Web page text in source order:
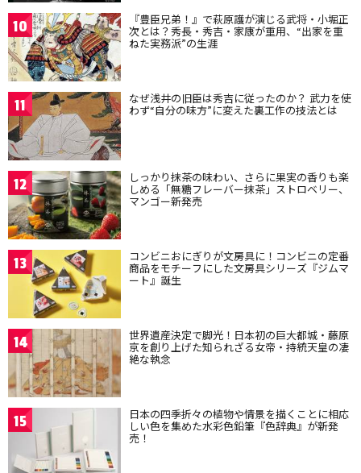
10 『豊臣兄弟！』で萩原護が演じる武将・小堀正
次とは？秀長・秀吉・家康が重用、“出家を重
ねた実務派”の生涯
11 なぜ浅井の旧臣は秀吉に従ったのか？ 武力を使
わず“自分の味方”に変えた裏工作の技法とは
12 しっかり抹茶の味わい、さらに果実の香りも楽
しめる「無糖フレーバー抹茶」ストロベリー、
マンゴー新発売
13 コンビニおにぎりが文房具に！コンビニの定番
商品をモチーフにした文房具シリーズ『ジムマ
ート』誕生
14 世界遺産決定で脚光！日本初の巨大都城・藤原
京を創り上げた知られざる女帝・持統天皇の凄
絶な執念
15 日本の四季折々の植物や情景を描くことに相応
しい色を集めた水彩色鉛筆『色辞典』が新発
売！